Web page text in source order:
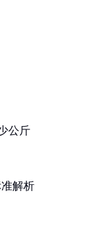
公斤
解析